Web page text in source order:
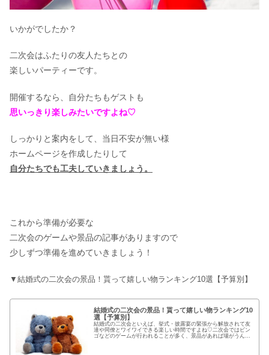
いかがでしたか？
二次会はふたりの友人たちとの
楽しいパーティーです。
開催するなら、自分たちもゲストも
思いっきり楽しみたいですよね♡
しっかりと案内をして、当日不安が無い様
ホームページを作成したりして
自分たちでも工夫していきましょう。
これから準備が必要な
二次会のゲームや景品の記事がありますので
少しずつ準備を進めていきましょう！
▼結婚式の二次会の景品！貰って嬉しい物ランキング10選【予算別】
結婚式の二次会の景品！貰って嬉しい物ランキング10
選【予算別】
結婚式の二次会といえば、挙式・披露宴の緊張から解放されて友
達や同僚とワイワイできる楽しい時間ですよね♡二次会ではビン
ゴなどのゲームが行われることが多く、景品があれば場がうんっ